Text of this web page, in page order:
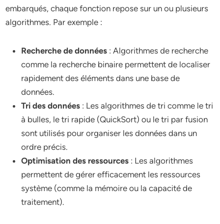
embarqués, chaque fonction repose sur un ou plusieurs
algorithmes. Par exemple :
Recherche de données : Algorithmes de recherche
comme la recherche binaire permettent de localiser
rapidement des éléments dans une base de
données.
Tri des données : Les algorithmes de tri comme le tri
à bulles, le tri rapide (QuickSort) ou le tri par fusion
sont utilisés pour organiser les données dans un
ordre précis.
Optimisation des ressources : Les algorithmes
permettent de gérer efficacement les ressources
système (comme la mémoire ou la capacité de
traitement).